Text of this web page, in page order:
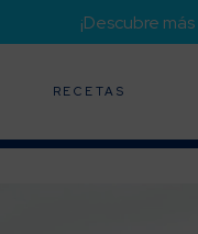
¡Descubre más
RECETAS